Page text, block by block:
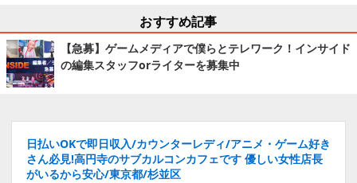
おすすめ記事
【急募】ゲームメディアで僕らとテレワーク！インサイド
の編集スタッフorライターを募集中
日払いOKで即日収入/カウンターレディ/アニメ・ゲーム好き
さん必見!高円寺のサブカルコンカフェです 優しい女性店長
がいるから安心/東京都/杉並区